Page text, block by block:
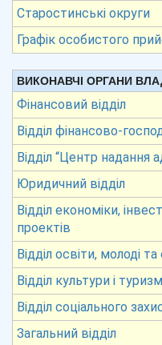
Старостинські округи
Графік особистого
ВИКОНАВЧІ ОРГАНИ
Фінансовий відділ
Відділ фінансово-
Відділ “Центр надання
Юридичний відділ
Відділ економіки,
проектів
Відділ освіти, молоді
Відділ культури і
Відділ соціального
Загальний відділ